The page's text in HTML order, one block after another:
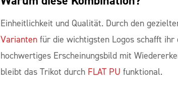
Einheitlichkeit und Qualität. Durch den
Varianten für die wichtigsten Logos schafft ihr
hochwertiges Erscheinungsbild mit
bleibt das Trikot durch FLAT PU funktional.